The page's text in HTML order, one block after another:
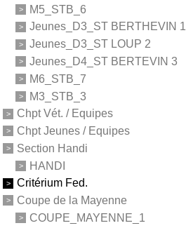
M5_STB_6
Jeunes_D3_ST BERTHEVIN 1
Jeunes_D3_ST LOUP 2
Jeunes_D4_ST BERTEVIN 3
M6_STB_7
M3_STB_3
Chpt Vét. / Equipes
Chpt Jeunes / Equipes
Section Handi
HANDI
Critérium Fed.
Coupe de la Mayenne
COUPE_MAYENNE_1